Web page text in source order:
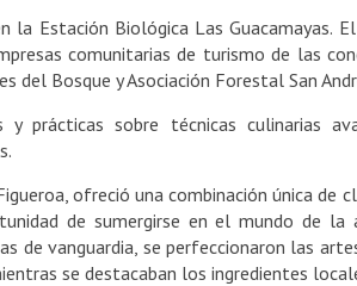
Estación Biológica Las Guacamayas.
comunitarias de turismo de las
del Bosque y Asociación Forestal San
prácticas sobre técnicas culinarias
ofreció una combinación única de
de sumergirse en el mundo de la
de vanguardia, se perfeccionaron las
se destacaban los ingredientes